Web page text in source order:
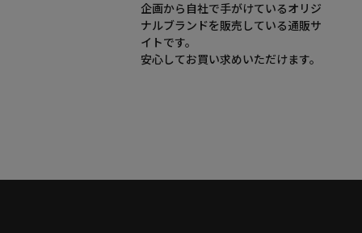
企画から自社で手がけているオリジ
ナルブランドを販売している通販サ
イトです。
安心してお買い求めいただけます。